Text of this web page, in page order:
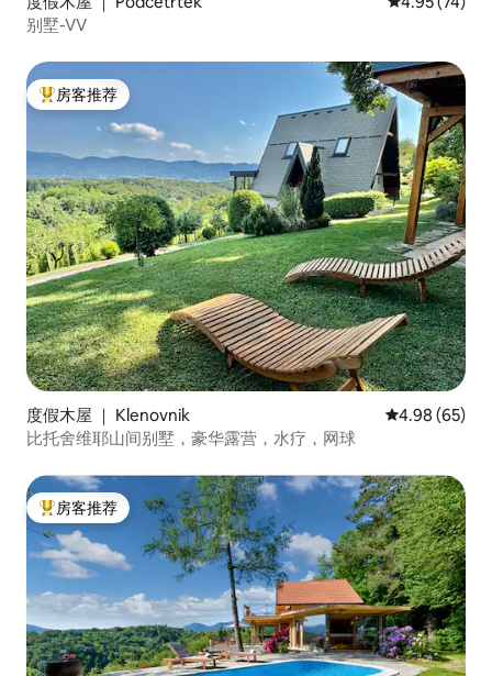
别墅-VV
热门「房客推荐」
房客推荐
度假木屋 ｜ Klenovnik 平均评分 4.98
4.98 (65)
比托舍维耶山间别墅，豪华露营，水疗，网球
热门「房客推荐」
房客推荐